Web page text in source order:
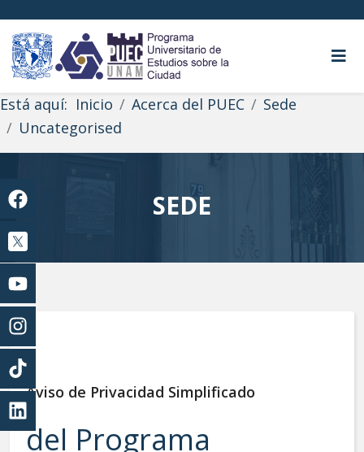
Está aquí: Inicio Acerca del PUEC
Sede
Uncategorised
SEDE
Aviso de Privacidad Simplificado
del Programa